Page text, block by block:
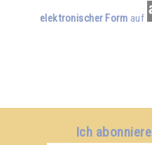
elektronischer Form auf
Ich